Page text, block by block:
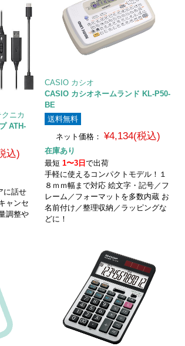
ニカ
ATH-
込)
に話せ
ャンセ
調整や
CASIO カシオ
CASIO カシオネームランド KL-P50-
BE
送料無料
ネット価格：
¥4,134(税込)
在庫あり
最短1〜3日で出荷
手軽に使えるコンパクトモデル！１
８ｍｍ幅まで対応 絵文字・記号／フ
レーム／フォーマットを多数内蔵 お
名前付け／整理収納／ラッピングな
どに！